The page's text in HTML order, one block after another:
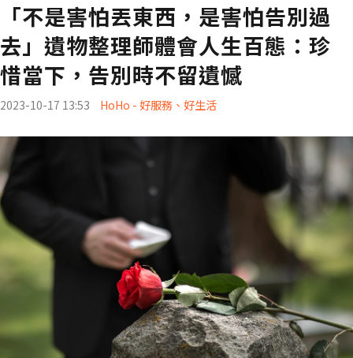
「不是害怕丟東西，是害怕告別過
去」遺物整理師體會人生百態：珍
惜當下，告別時不留遺憾
2023-10-17 13:53 HoHo - 好服務、好生活